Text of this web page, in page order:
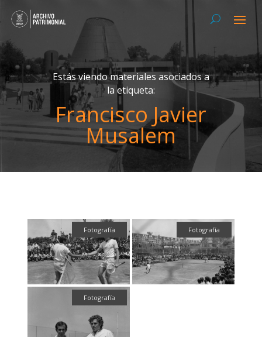
Estás viendo materiales asociados a
la etiqueta:
Francisco Javier
Musalem
Fotografía Fotografía
Fotografía